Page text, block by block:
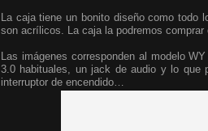
La caja tiene un bonito diseño como todo
son acrílicos. La caja la podremos
Las imágenes corresponden al modelo
3.0 habituales, un jack de audio y lo que
interruptor de encendido…